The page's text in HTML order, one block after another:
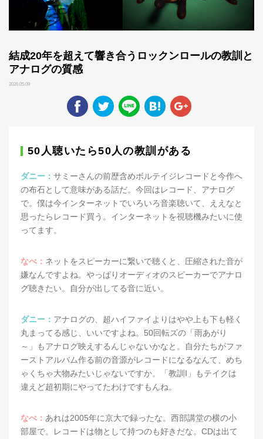
結成20年を超えて響き合うロックンロールの教訓と
アナログの質感
2026.05.09
50人聴いたら50人の教訓がある
ダニー： サミーさんの前歴含めボルテイジレコードと今作へ
の布石として意味がある話だ。今回はレコード、アナログ
で。僕は今インターネットでいろいろ音楽聴いて、ええなと
思ったらレコード買う。インターネットを視聴機みたいに使
ってます。
なべ： ネットをスピーカーに繋いで聴くと、圧縮された音が
嫌なんですよね。やっぱりオーディオのスピーカーでアナロ
グ聴きたい。自分が出してる音に近い。
ダニー： アナログの、超ハイファイよりはやや上も下も軽く
丸まってる感じ、いいですよね。50回転ズの「雨あがり
～」もアナログ映えするんじゃないかなと。自分たちがファ
ーストアルバム作る前の音源がレコードになるなんて、めち
ゃくちゃ大物みたいじゃないですか。「教訓I」もテイクは
違えど超初期にやってたわけですもんね。
なべ： あれは2005年に京大で録ったな。西部講堂の横の小
部屋で。レコードは物として持つのも好きだな。CDは出て